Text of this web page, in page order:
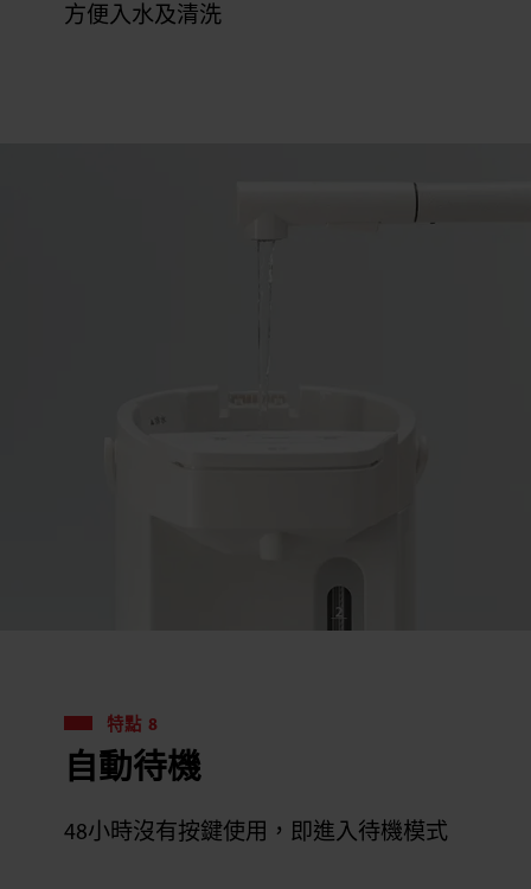
方便入水及清洗
特點 8
自動待機
48小時沒有按鍵使用，即進入待機模式